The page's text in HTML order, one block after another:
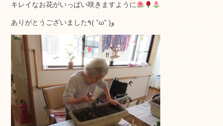
キレイなお花がいっぱい咲きますように
ありがとうございました٩( ”ω” )و